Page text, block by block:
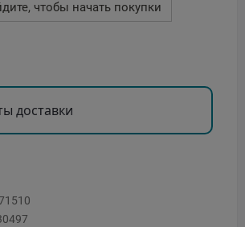
чтобы начать покупки
доставки